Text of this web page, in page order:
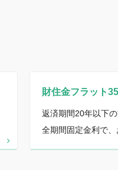
財住金フラット35
返済期間20年以下
全期間固定金利で